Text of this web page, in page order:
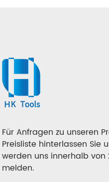
Für Anfragen zu unseren
Preisliste hinterlassen Sie
werden uns innerhalb von
melden.